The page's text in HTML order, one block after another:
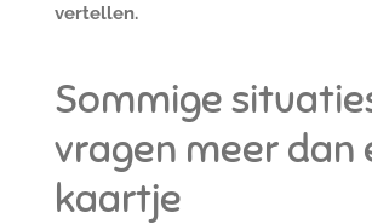
vertellen.
Sommige
vragen meer dan
kaartje